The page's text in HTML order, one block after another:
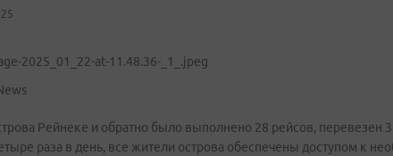
Рейнеке и обратно было выполнено 28 рейсов, перевезен
раза в день, все жители острова обеспечены доступом к